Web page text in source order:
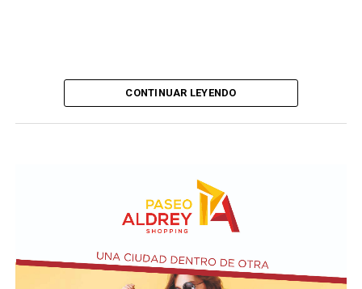
CONTINUAR LEYENDO